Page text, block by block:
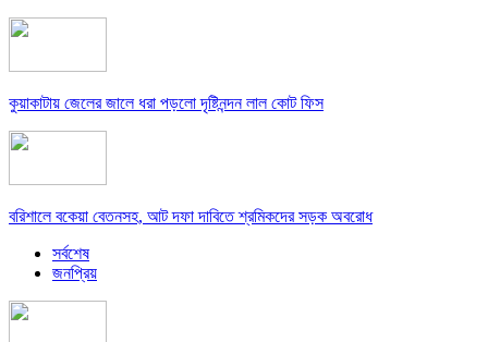
কুয়াকাটায় জেলের জালে ধরা পড়লো দৃষ্টিনন্দন লাল কোট ফিস
বরিশালে বকেয়া বেতনসহ, আট দফা দাবিতে শ্রমিকদের সড়ক অবরোধ
সর্বশেষ
জনপ্রিয়